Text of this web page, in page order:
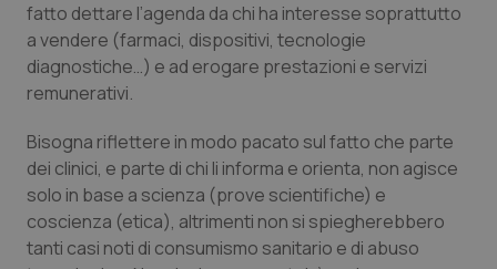
fatto dettare l’agenda da chi ha interesse soprattutto
a vendere (farmaci, dispositivi, tecnologie
diagnostiche…) e ad erogare prestazioni e servizi
remunerativi.
Bisogna riflettere in modo pacato sul fatto che parte
dei clinici, e parte di chi li informa e orienta, non agisce
solo in base a scienza (prove scientifiche) e
coscienza (etica), altrimenti non si spiegherebbero
tanti casi noti di consumismo sanitario e di abuso
CookieScriptConsent